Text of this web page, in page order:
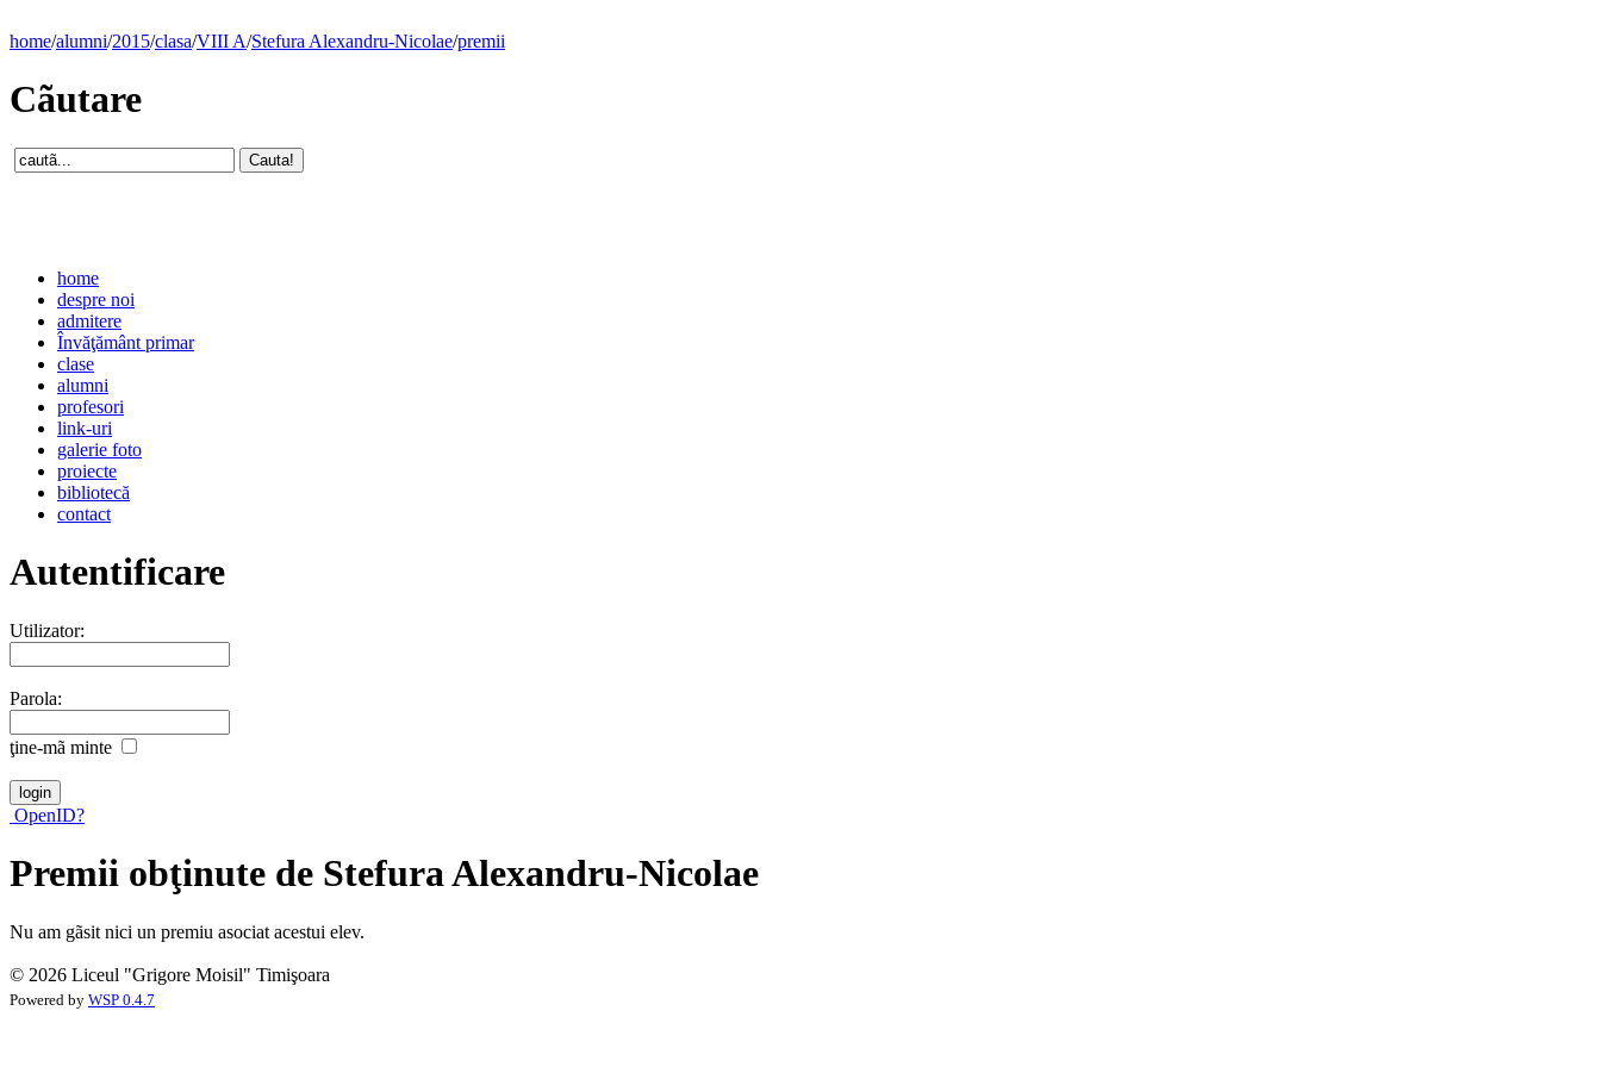
home/alumni/2015/clasa/VIII A/Stefura Alexandru-Nicolae/premii
Cãutare
home
despre noi
admitere
Învăţământ primar
clase
alumni
profesori
link-uri
galerie foto
proiecte
bibliotecă
contact
Autentificare
Utilizator:
Parola:
ţine-mã minte
OpenID?
Premii obţinute de Stefura Alexandru-Nicolae
Nu am gãsit nici un premiu asociat acestui elev.
© 2026 Liceul "Grigore Moisil" Timişoara
Powered by WSP 0.4.7